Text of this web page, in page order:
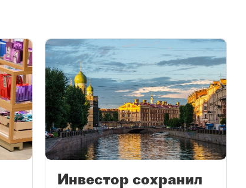
Инвестор сохранил